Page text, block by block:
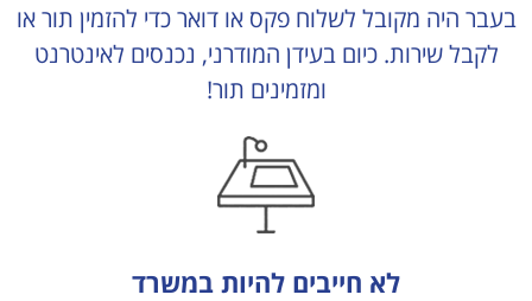
בעבר היה מקובל לשלוח פקס או דואר כדי להזמין תור או
לקבל שירות. כיום בעידן המודרני, נכנסים לאינטרנט
ומזמינים תור!
לא חייבים להיות במשרד